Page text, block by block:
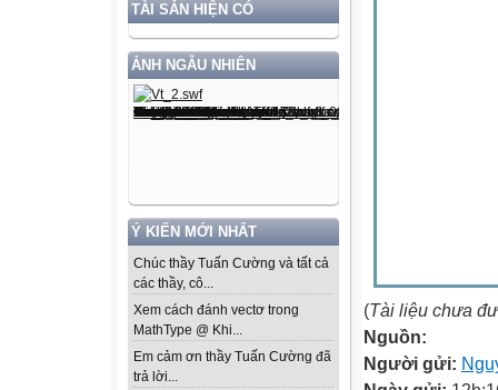
TÀI SẢN HIỆN CÓ
ẢNH NGẪU NHIÊN
Ý KIẾN MỚI NHẤT
Chúc thầy Tuấn Cường và tất cả
các thầy, cô...
Xem cách đánh vectơ trong
MathType @ Khi...
Em cảm ơn thầy Tuấn Cường đã
trả lời...
(Tài liệu chưa
Nguồn:
Người gửi: